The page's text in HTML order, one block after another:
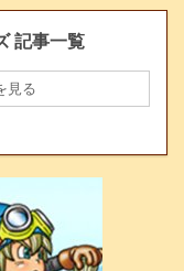
記事一覧
見る